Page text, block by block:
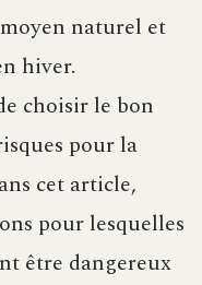
naturel et
hiver.
choisir le bon
pour la
cet article,
pour lesquelles
être dangereux